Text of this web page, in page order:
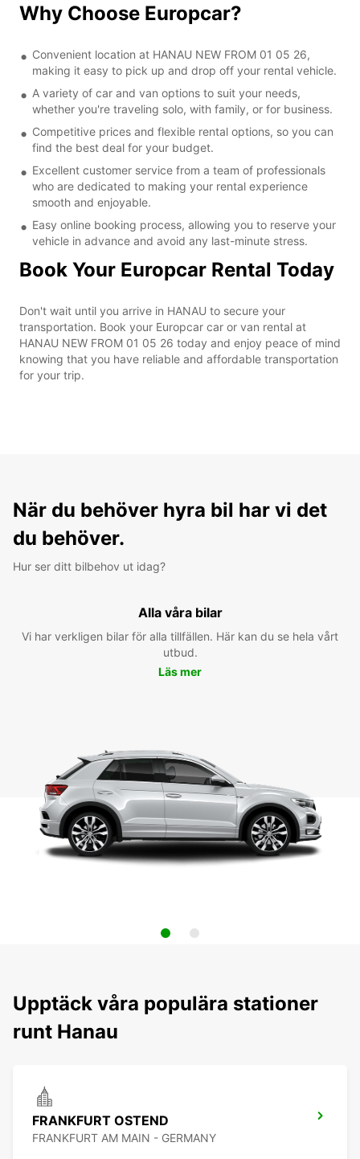
Why Choose Europcar?
Convenient location at HANAU NEW FROM 01 05 26,
making it easy to pick up and drop off your rental vehicle.
A variety of car and van options to suit your needs,
whether you're traveling solo, with family, or for business.
Competitive prices and flexible rental options, so you can
find the best deal for your budget.
Excellent customer service from a team of professionals
who are dedicated to making your rental experience
smooth and enjoyable.
Easy online booking process, allowing you to reserve your
vehicle in advance and avoid any last-minute stress.
Book Your Europcar Rental Today
Don't wait until you arrive in HANAU to secure your
transportation. Book your Europcar car or van rental at
HANAU NEW FROM 01 05 26 today and enjoy peace of mind
knowing that you have reliable and affordable transportation
for your trip.
När du behöver hyra bil har vi det
du behöver.
Hur ser ditt bilbehov ut idag?
Alla våra bilar
Vi har verkligen bilar för alla tillfällen. Här kan du se hela vårt
utbud.
Läs mer
Upptäck våra populära stationer
runt Hanau
FRANKFURT OSTEND
FRANKFURT AM MAIN - GERMANY